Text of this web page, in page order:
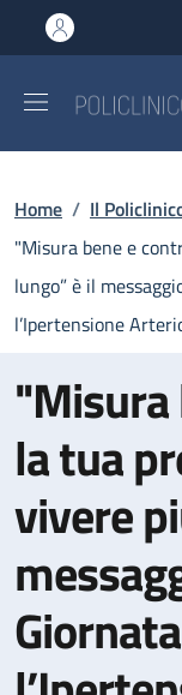
al contenuto
to footer content
Briciole
Home / Il
"Misura bene e
lungo” è il
l’Ipertensione
"Misura
la tua
vivere